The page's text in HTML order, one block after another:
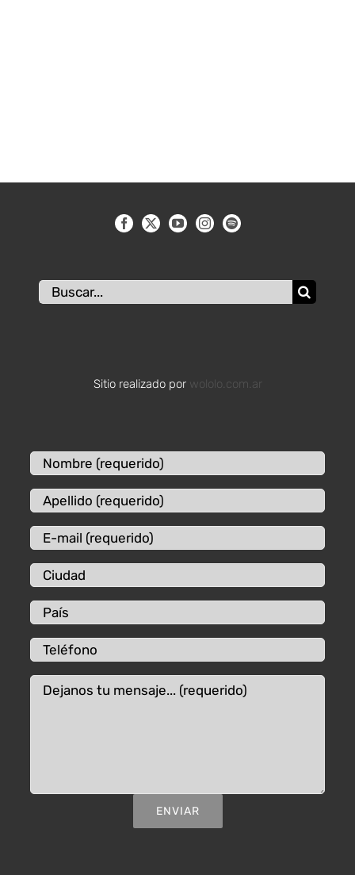
Buscar:
Sitio realizado por wololo.com.ar